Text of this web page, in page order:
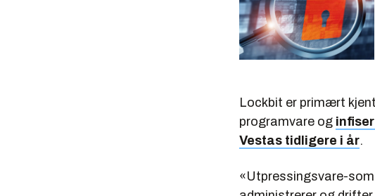
Lockbit er primært
programvare og
Vestas tidligere i år.
«Utpressingsvare-